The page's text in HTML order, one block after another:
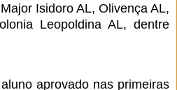
Isidoro AL, Olivença AL,
Leopoldina AL, dentre
aprovado nas primeiras